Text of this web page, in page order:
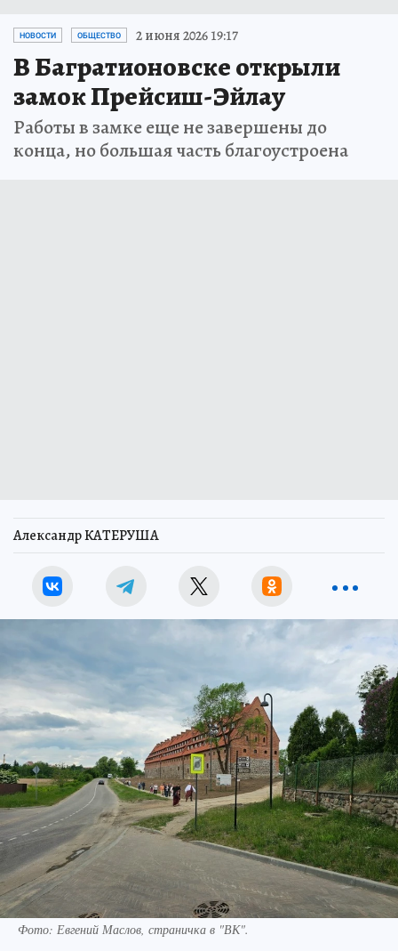
НОВОСТИ ОБЩЕСТВО 2 июня 2026 19:17
В Багратионовске открыли
замок Прейсиш-Эйлау
Работы в замке еще не завершены до
конца, но большая часть благоустроена
Александр КАТЕРУША
Фото: Евгений Маслов, страничка в "ВК".